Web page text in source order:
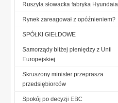
Ruszyła słowacka fabryka Hyundaia
Rynek zareagował z opóźnieniem?
SPÓŁKI GIEŁDOWE
Samorządy bliżej pieniędzy z Unii
Europejskiej
Skruszony minister przeprasza
przedsiębiorców
Spokój po decyzji EBC